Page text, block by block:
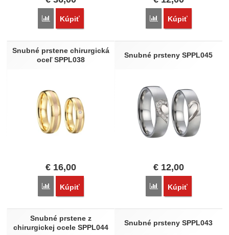
Porovnať
Kúpiť Porovnať
Kúpiť
Snubné prstene chirurgická
oceľ SPPL038
€ 16,00
Porovnať
Kúpiť
Snubné prsteny SPPL045
€12,00
Porovnať
Kúpiť
Snubné prstene z
chirurgickej ocele SPPL044
Snubné prsteny SPPL043